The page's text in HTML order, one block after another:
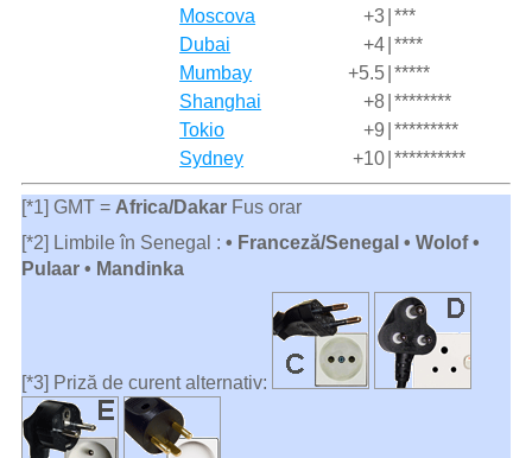
Moscova
+3 ***
Dubai
+4 ****
Mumbay
+5.5 *****
Shanghai
+8 ********
Tokio
+9 *********
Sydney
+10 **********
[*1] GMT = Africa/DakarFus orar
[*2] Limbile în Senegal : • Franceză/Senegal • Wolof •
Pulaar • Mandinka
[*3] Priză de curent alternativ: